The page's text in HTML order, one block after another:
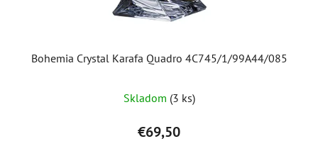
Bohemia Crystal Karafa Quadro 4C745/1/99A44/085
hodnotenie
produktu
je
Skladom (3 ks)
€69,50